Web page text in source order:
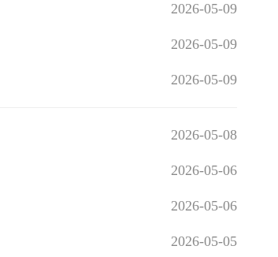
2026-05-09
2026-05-09
2026-05-09
2026-05-08
2026-05-06
2026-05-06
2026-05-05